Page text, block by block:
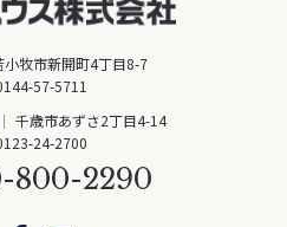
小牧市新開町4丁目8-7
57-5711
千歳市あずさ2丁目4-14
24-2700
800-2290